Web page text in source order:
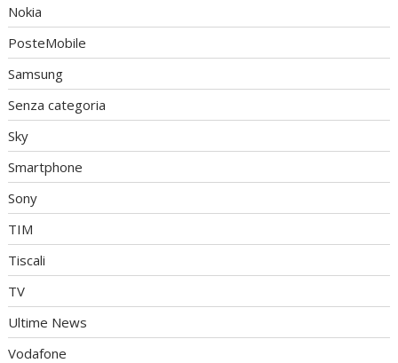
Nokia
PosteMobile
Samsung
Senza categoria
Sky
Smartphone
Sony
TIM
Tiscali
TV
Ultime News
Vodafone